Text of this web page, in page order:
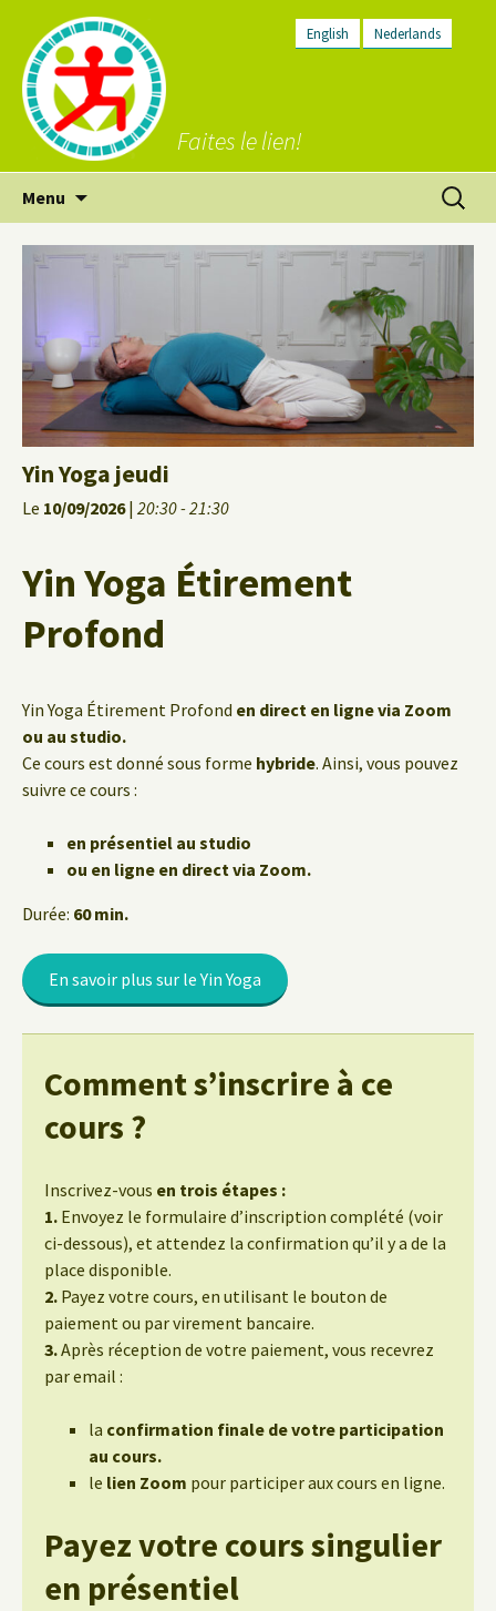
English Nederlands
Faites le lien!
Menu
Yin Yoga jeudi
Le 10/09/2026| 20:30 - 21:30
Yin Yoga Étirement
Profond
Yin Yoga Étirement Profond en direct en ligne via Zoom
ou au studio.
Ce cours est donné sous forme hybride. Ainsi, vous pouvez
suivre ce cours :
en présentiel au studio
ou en ligne en direct via Zoom.
Durée: 60 min.
En savoir plus sur le Yin Yoga
Comment s’inscrire à ce
cours ?
Inscrivez-vous en trois étapes :
1. Envoyez le formulaire d’inscription complété (voir
ci-dessous), et attendez la confirmation qu’il y a de la
place disponible.
2. Payez votre cours, en utilisant le bouton de
paiement ou par virement bancaire.
3.Après réception de votre paiement, vous recevrez
par email :
la confirmation finale de votre participation
au cours.
le lien Zoom pour participer aux cours en ligne.
Payez votre cours singulier
en présentiel